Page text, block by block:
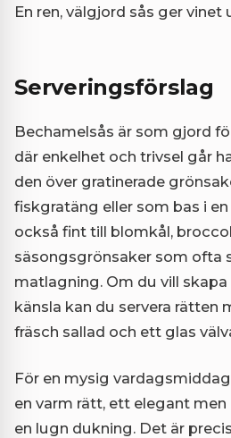
En ren, välgjord sås ger
Serveringsförslag
Bechamelsås är som gjord
där enkelhet och trivsel går
den över gratinerade
fiskgratäng eller som bas i
också fint till blomkål,
säsongsgrönsaker som ofta
matlagning. Om du vill
känsla kan du servera rätten
fräsch sallad och ett glas
För en mysig
en varm rätt, ett elegant
en lugn dukning. Det är